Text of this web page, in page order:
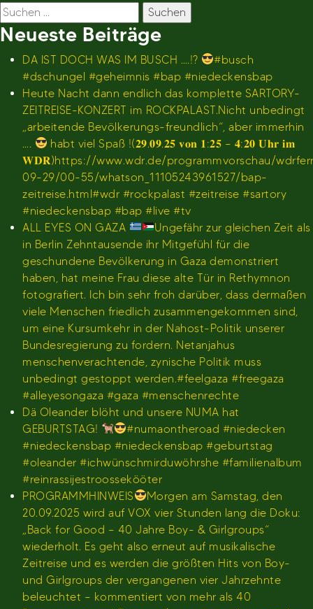
Suchen
nach:
Neueste Beiträge
DA IST DOCH WAS IM BUSCH ….!?
#busch
#dschungel #geheimnis #bap #niedeckensbap
Heute Nacht dann endlich das komplette SARTORY-
ZEITREISE-KONZERT im ROCKPALAST.Nicht unbedingt
„arbeitende Bevölkerungs-freundlich“, aber immerhin
….
habt viel Spaß !(𝟐𝟗.𝟎𝟗.𝟐𝟓 𝐯𝐨𝐧 𝟏:𝟐𝟓 – 𝟒:𝟐𝟎 𝐔𝐡𝐫 𝐢𝐦
𝐖𝐃𝐑)https://www.wdr.de/programmvorschau/
09-29/00-55/whatson_11105243961527/bap-
zeitreise.html#wdr #rockpalast #zeitreise #sartory
#niedeckensbap #bap #live #tv
ALL EYES ON GAZA
Ungefähr zur gleichen Zeit als
in Berlin Zehntausende ihr Mitgefühl für die
geschundene Bevölkerung in Gaza demonstriert
haben, hat meine Frau diese alte Tür in Rethymnon
fotografiert. Ich bin sehr froh darüber, dass dermaßen
viele Menschen friedlich zusammengekommen sind,
um eine Kursumkehr in der Nahost-Politik unserer
Bundesregierung zu fordern. Netanjahus
menschenverachtende, zynische Politik muss
unbedingt gestoppt werden.#feelgaza #freegaza
#alleyesongaza #gaza #menschenrechte
Dä Oleander blöht und unsere NUMA hat
GEBURTSTAG!
#numaontheroad #niedecken
#niedeckensbap #niedeckensbap #geburtstag
#oleander #ichwünschmirduwöhrshe #familienalbum
#reinrassijestroossekööter
PROGRAMMHINWEIS
Morgen am Samstag, den
20.09.2025 wird auf VOX vier Stunden lang die Doku:
„Back for Good – 40 Jahre Boy- & Girlgroups“
wiederholt. Es geht also erneut auf musikalische
Zeitreise und es werden die größten Hits von Boy-
und Girlgroups der vergangenen vier Jahrzehnte
beleuchtet – kommentiert von mehr als 40